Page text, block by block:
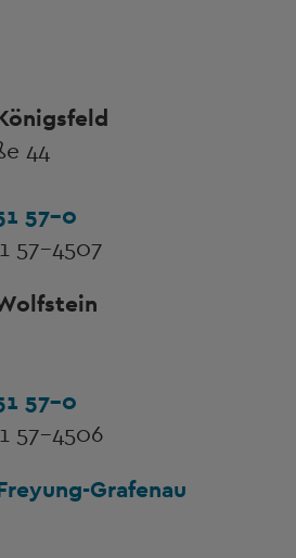
44
57-0
57-4507
57-0
57-4506
Grafenau